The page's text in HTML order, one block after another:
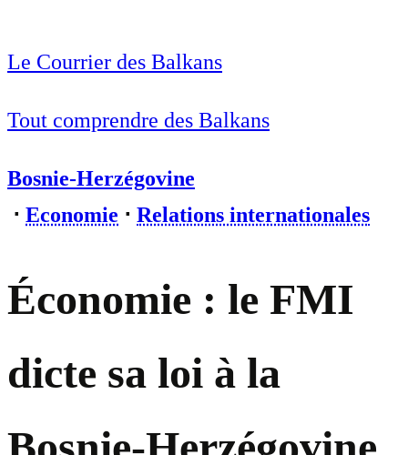
Le Courrier des Balkans
Tout comprendre des Balkans
Bosnie-Herzégovine
⋅ Economie ⋅ Relations internationales
Économie : le FMI
dicte sa loi à la